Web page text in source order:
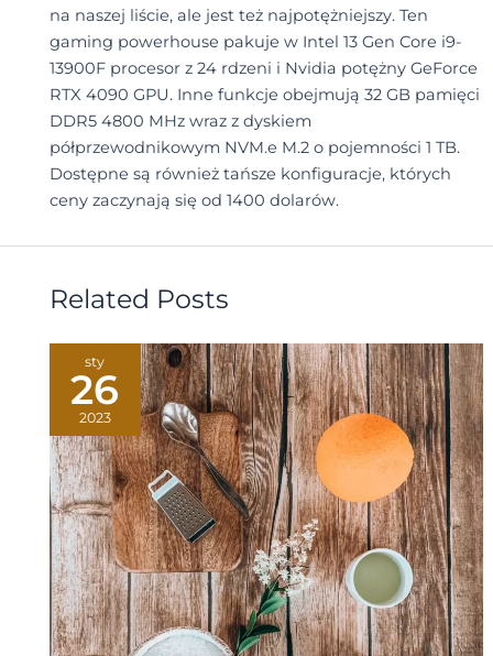
na naszej liście, ale jest też najpotężniejszy. Ten
gaming powerhouse pakuje w Intel 13 Gen Core i9-
13900F procesor z 24 rdzeni i Nvidia potężny GeForce
RTX 4090 GPU. Inne funkcje obejmują 32 GB pamięci
DDR5 4800 MHz wraz z dyskiem
półprzewodnikowym NVM.e M.2 o pojemności 1 TB.
Dostępne są również tańsze konfiguracje, których
ceny zaczynają się od 1400 dolarów.
Related Posts
sty
26
2023